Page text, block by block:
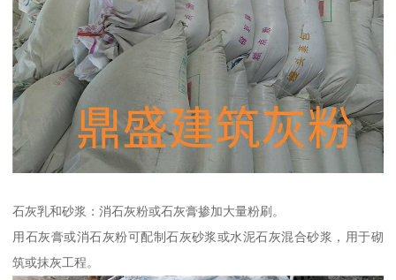
石灰乳和砂浆：消石灰粉或石灰膏掺加大量粉刷。
用石灰膏或消石灰粉可配制石灰砂浆或水泥石灰混合砂浆，用于砌
筑或抹灰工程。